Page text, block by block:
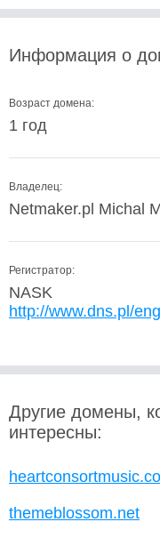
Информация о
Возраст домена:
1 год
Владелец:
Netmaker.pl Michal
Регистратор:
NASK
http://www.dns.pl/
Другие домены,
интересны:
themeblossom.net